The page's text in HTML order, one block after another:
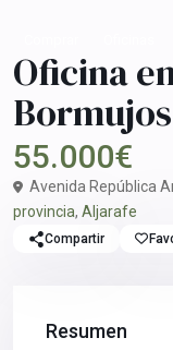
Oficina
55.000€
Avenida República
provincia, Aljarafe
Compartir
Resumen